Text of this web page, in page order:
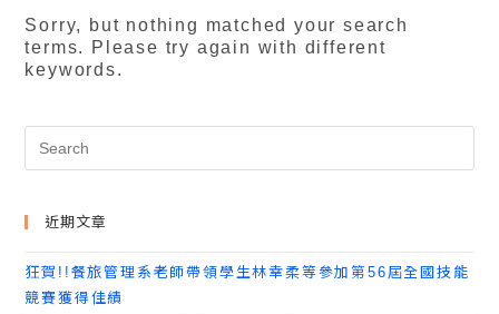
Sorry, but nothing matched your search
terms. Please try again with different
keywords.
近期文章
狂賀!!餐旅管理系老師帶領學生林幸柔等參加第56屆全國技能
競賽獲得佳績